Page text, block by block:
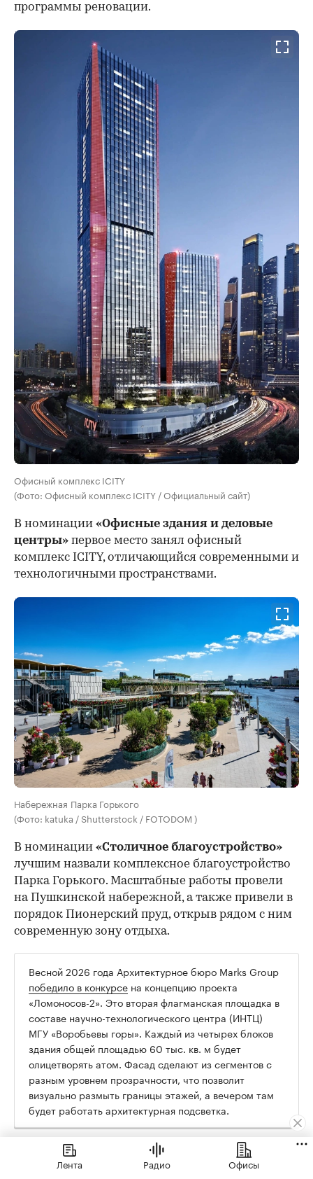
программы реновации.
Офисный комплекс ICITY
(Фото: Офисный комплекс ICITY / Официальный сайт)
В номинации «Офисные здания и деловые
центры» первое место занял офисный
комплекс ICITY, отличающийся современными и
технологичными пространствами.
Набережная Парка Горького
(Фото: katuka / Shutterstock / FOTODOM )
В номинации «Столичное благоустройство»
лучшим назвали комплексное благоустройство
Парка Горького. Масштабные работы провели
на Пушкинской набережной, а также привели в
порядок Пионерский пруд, открыв рядом с ним
современную зону отдыха.
Весной 2026 года Архитектурное бюро Marks Group
победило в конкурсе на концепцию проекта
«Ломоносов-2». Это вторая флагманская площадка в
составе научно-технологического центра (ИНТЦ)
МГУ «Воробьевы горы». Каждый из четырех блоков
здания общей площадью 60 тыс. кв. м будет
олицетворять атом. Фасад сделают из сегментов с
разным уровнем прозрачности, что позволит
визуально размыть границы этажей, а вечером там
будет работать архитектурная подсветка.
Недвижимость
Лента Радио Офисы